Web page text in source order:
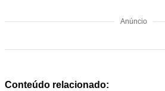
Anúncio
Conteúdo relacionado: